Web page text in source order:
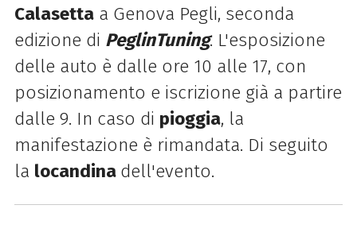
Calasettaa Genova Pegli, seconda
edizione di PeglinTuning. L'esposizione
delle auto è dalle ore 10 alle 17, con
posizionamento e iscrizione già a partire
dalle 9. In caso di pioggia, la
manifestazione è rimandata. Di seguito
la locandina dell'evento.